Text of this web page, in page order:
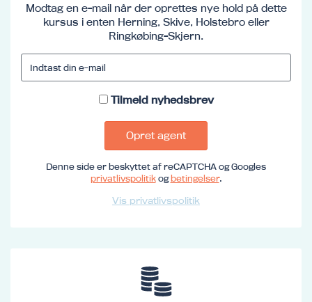
Modtag en e-mail når der oprettes nye hold på dette
kursus i enten Herning, Skive, Holstebro eller
Ringkøbing-Skjern.
Tilmeld nyhedsbrev
Opret agent
Denne side er beskyttet af reCAPTCHA og Googles
privatlivspolitikogbetingelser.
Vis privatlivspolitik